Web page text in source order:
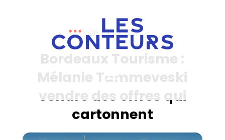
26 juin 2023
Bordeaux Tourisme :
Mélanie Tammeveski
vendre des offres qui
cartonnent